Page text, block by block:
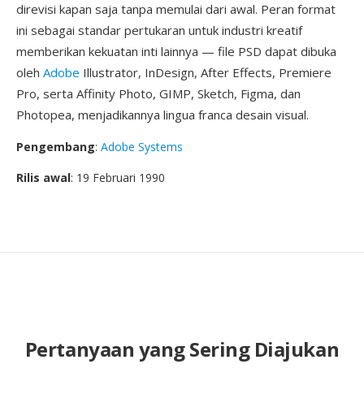
direvisi kapan saja tanpa memulai dari awal. Peran format
ini sebagai standar pertukaran untuk industri kreatif
memberikan kekuatan inti lainnya — file PSD dapat dibuka
oleh Adobe Illustrator, InDesign, After Effects, Premiere
Pro, serta Affinity Photo, GIMP, Sketch, Figma, dan
Photopea, menjadikannya lingua franca desain visual.
Pengembang: Adobe Systems
Rilis awal: 19 Februari 1990
Pertanyaan yang Sering Diajukan